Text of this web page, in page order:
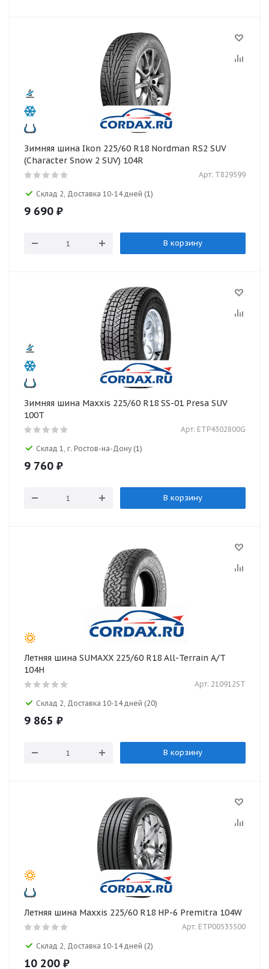
Зимняя шина Ikon 225/60 R18 Nordman RS2 SUV
(Character Snow 2 SUV) 104R
Арт: T829599
Склад 2, Доставка 10-14 дней (1)
9 690 ₽
В корзину
Зимняя шина Maxxis 225/60 R18 SS-01 Presa SUV
100T
Арт: ETP4302800G
Склад 1, г. Ростов-на-Дону (1)
9 760 ₽
В корзину
Летняя шина SUMAXX 225/60 R18 All-Terrain A/T
104H
Арт: 210912ST
Склад 2, Доставка 10-14 дней (20)
9 865 ₽
В корзину
Летняя шина Maxxis 225/60 R18 HP-6 Premitra 104W
Арт: ETP00535500
Склад 2, Доставка 10-14 дней (2)
10 200 ₽